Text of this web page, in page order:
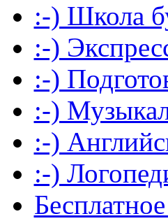
:-) Школа
:-)
:-)
:-)
:-)
:-)